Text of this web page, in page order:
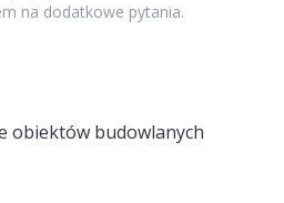
na dodatkowe pytania.